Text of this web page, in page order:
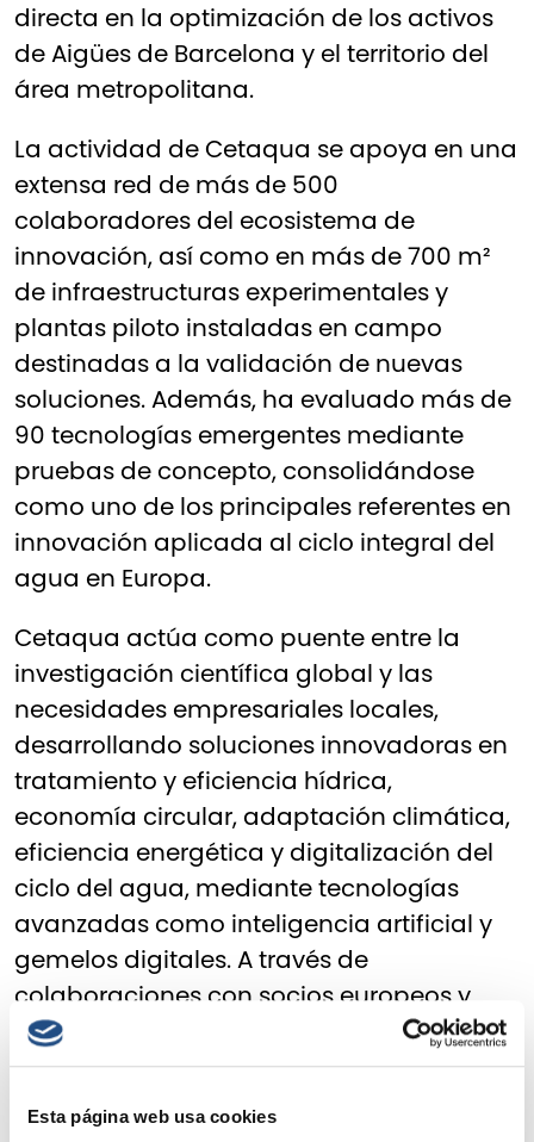
Esta página web usa cookies
directa en la optimización de los activos
de Aigües de Barcelona y el territorio del
área metropolitana.
La actividad de Cetaqua se apoya en una
extensa red de más de 500
colaboradores del ecosistema de
innovación, así como en más de 700 m²
de infraestructuras experimentales y
plantas piloto instaladas en campo
destinadas a la validación de nuevas
soluciones. Además, ha evaluado más de
90 tecnologías emergentes mediante
pruebas de concepto, consolidándose
como uno de los principales referentes en
innovación aplicada al ciclo integral del
agua en Europa.
Cetaqua actúa como puente entre la
investigación científica global y las
necesidades empresariales locales,
desarrollando soluciones innovadoras en
tratamiento y eficiencia hídrica,
economía circular, adaptación climática,
eficiencia energética y digitalización del
ciclo del agua, mediante tecnologías
avanzadas como inteligencia artificial y
gemelos digitales. A través de
colaboraciones con socios europeos y
redes de investigación de referencia, el
centro garantiza que la innovación se
traduzca en aplicaciones concretas y